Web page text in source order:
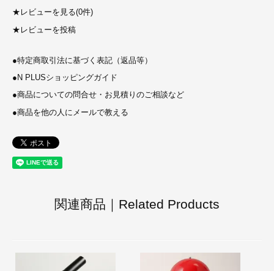
★ レビューを見る(0件)
★ レビューを投稿
●特定商取引法に基づく表記（返品等）
● N PLUSショッピングガイド
●商品についての問合せ・お見積りのご相談など
●商品を他の人にメールで教える
関連商品｜Related Products